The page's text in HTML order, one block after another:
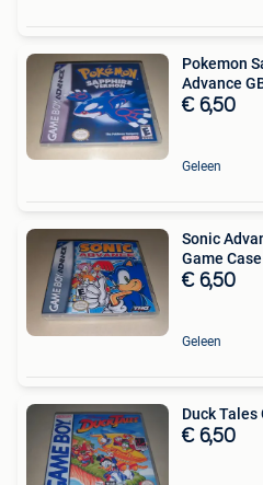
Pokemon
Advance
€ 6,50
Geleen
Sonic
Game Case
€ 6,50
Geleen
Duck Tales
€ 6,50